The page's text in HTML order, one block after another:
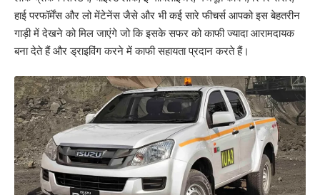
हाई परफॉर्मेंस और लो मेंटेनेंस जैसे और भी कई सारे फीचर्स आपको इस बेहतरीन
गाड़ी में देखने को मिल जाएंगे जो कि इसके सफर को काफी ज्यादा आरामदायक
बना देते हैं और ड्राइविंग करने में काफी सहायता प्रदान करते हैं।